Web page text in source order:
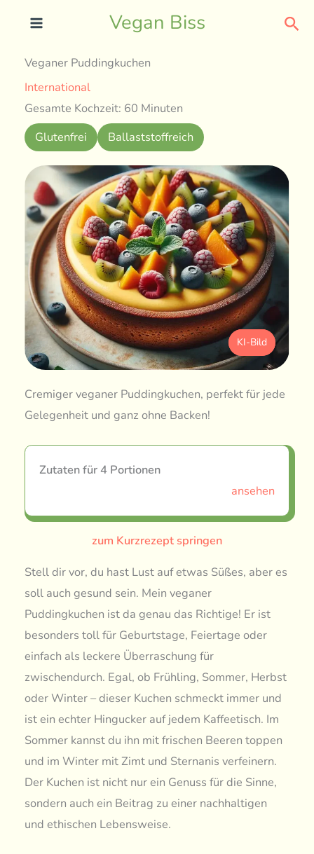
Vegan Biss
Veganer Puddingkuchen
International
Gesamte Kochzeit: 60 Minuten
Glutenfrei
Ballaststoffreich
KI-Bild
Cremiger veganer Puddingkuchen, perfekt für jede
Gelegenheit und ganz ohne Backen!
Zutaten für 4 Portionen
ansehen
zum Kurzrezept springen
Stell dir vor, du hast Lust auf etwas Süßes, aber es
soll auch gesund sein. Mein veganer
Puddingkuchen ist da genau das Richtige! Er ist
besonders toll für Geburtstage, Feiertage oder
einfach als leckere Überraschung für
zwischendurch. Egal, ob Frühling, Sommer, Herbst
oder Winter – dieser Kuchen schmeckt immer und
ist ein echter Hingucker auf jedem Kaffeetisch. Im
Sommer kannst du ihn mit frischen Beeren toppen
und im Winter mit Zimt und Sternanis verfeinern.
Der Kuchen ist nicht nur ein Genuss für die Sinne,
sondern auch ein Beitrag zu einer nachhaltigen
und ethischen Lebensweise.